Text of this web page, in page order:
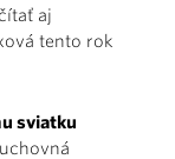
aj
tento rok
sviatku